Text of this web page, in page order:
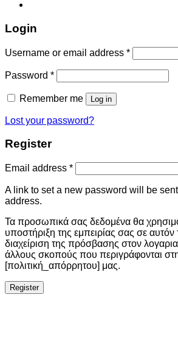
Login
Username or email address *
Password *
Remember me Log in
Lost your password?
Register
Email address *
A link to set a new password will be
address.
Τα προσωπικά σας δεδομένα θα
υποστήριξη της εμπειρίας σας σε αυτόν
διαχείριση της πρόσβασης στον
άλλους σκοπούς που περιγράφονται
[πολιτική_απόρρητου] μας.
Register